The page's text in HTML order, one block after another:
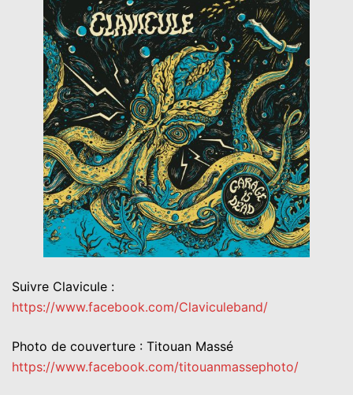
Suivre Clavicule :
https://www.facebook.com/Claviculeband/
Photo de couverture : Titouan Massé
https://www.facebook.com/titouanmassephoto/